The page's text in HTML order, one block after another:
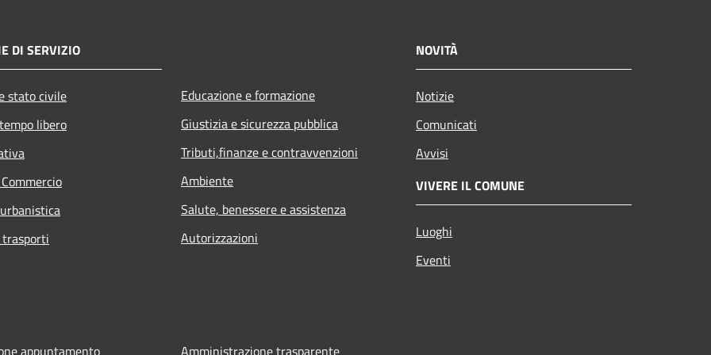
DI SERVIZIO
stato civile
libero
Educazione e formazione
Giustizia e sicurezza pubblica
Tributi,finanze e contravvenzioni
Ambiente
Salute, benessere e assistenza
Autorizzazioni
NOVITÀ
Notizie
Comunicati
Avvisi
VIVERE IL COMUNE
Luoghi
Eventi
appuntamento Amministrazione trasparente